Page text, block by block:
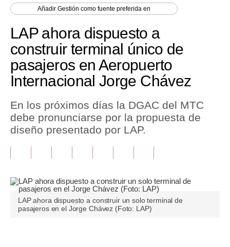
Economía
Mercados
Perú
Política
Tu Dinero
Plus G
Opinión
AñadirGestión como fuente preferida en
LAP ahora dispuesto a
construir terminal único de
pasajeros en Aeropuerto
Internacional Jorge Chávez
En los próximos días la DGAC del MTC
debe pronunciarse por la propuesta de
diseño presentado por LAP.
LAP ahora dispuesto a construir un solo terminal de
pasajeros en el Jorge Chávez (Foto: LAP)